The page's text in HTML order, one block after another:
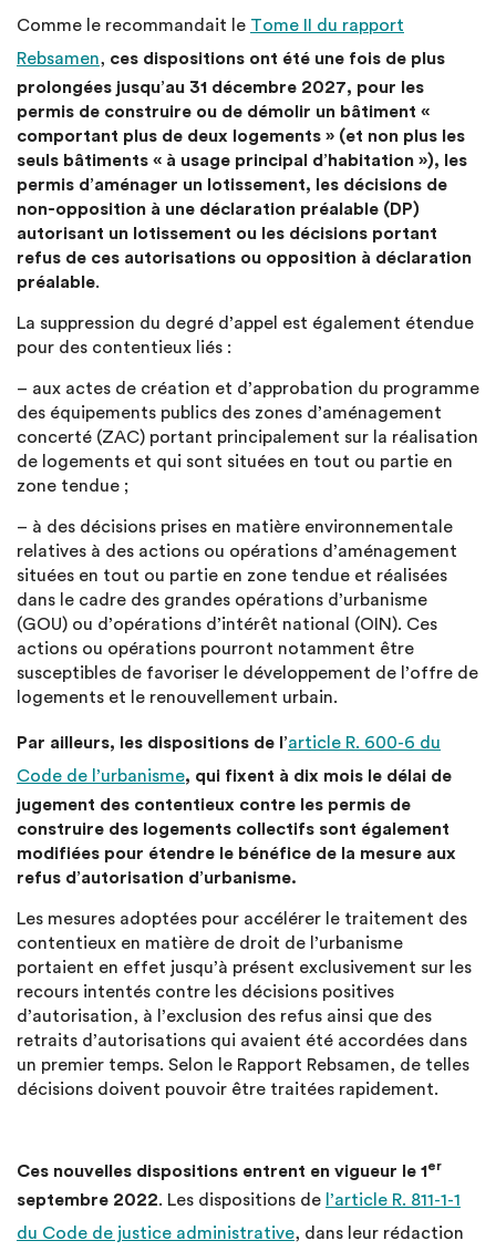
Comme le recommandait le Tome II du rapport
Rebsamen, ces dispositions ont été une fois de plus
prolongées jusqu’au 31 décembre 2027, pour les
permis de construire ou de démolir un bâtiment «
comportant plus de deux logements » (et non plus les
seuls bâtiments « à usage principal d’habitation »), les
permis d’aménager un lotissement, les décisions de
non-opposition à une déclaration préalable (DP)
autorisant un lotissement ou les décisions portant
refus de ces autorisations ou opposition à déclaration
préalable.
La suppression du degré d’appel est également étendue
pour des contentieux liés :
– aux actes de création et d’approbation du programme
des équipements publics des zones d’aménagement
concerté (ZAC) portant principalement sur la réalisation
de logements et qui sont situées en tout ou partie en
zone tendue ;
– à des décisions prises en matière environnementale
relatives à des actions ou opérations d’aménagement
situées en tout ou partie en zone tendue et réalisées
dans le cadre des grandes opérations d’urbanisme
(GOU) ou d’opérations d’intérêt national (OIN). Ces
actions ou opérations pourront notamment être
susceptibles de favoriser le développement de l’offre de
logements et le renouvellement urbain.
Par ailleurs, les dispositions de l’article R. 600-6 du
Code de l’urbanisme, qui fixent à dix mois le délai de
jugement des contentieux contre les permis de
construire des logements collectifs sont également
modifiées pour étendre le bénéfice de la mesure aux
refus d’autorisation d’urbanisme.
Les mesures adoptées pour accélérer le traitement des
contentieux en matière de droit de l’urbanisme
portaient en effet jusqu’à présent exclusivement sur les
recours intentés contre les décisions positives
d’autorisation, à l’exclusion des refus ainsi que des
retraits d’autorisations qui avaient été accordées dans
un premier temps. Selon le Rapport Rebsamen, de telles
décisions doivent pouvoir être traitées rapidement.
Ces nouvelles dispositions entrent en vigueur le 1er
septembre 2022. Les dispositions de l’article R. 811-1-1
du Code de justice administrative, dans leur rédaction